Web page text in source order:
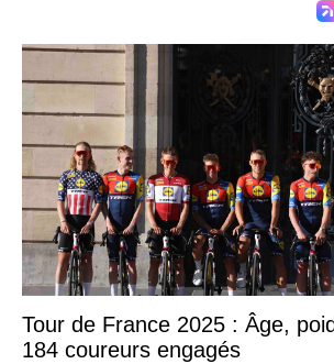
Tour de France 2025 : Âge,
184 coureurs engagés